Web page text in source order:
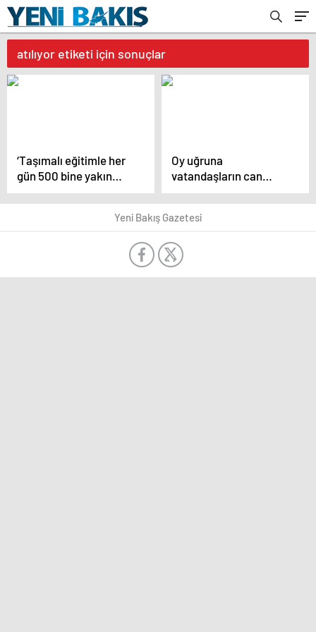
atılıyor etiketi için sonuçlar
‘Taşımalı eğitimle her
gün 500 bine yakın
öğrencinin yaşamı
riske atılıyor’
Oy uğruna
vatandaşların can
güvenliği riske atılıyor
Yeni Bakış Gazetesi